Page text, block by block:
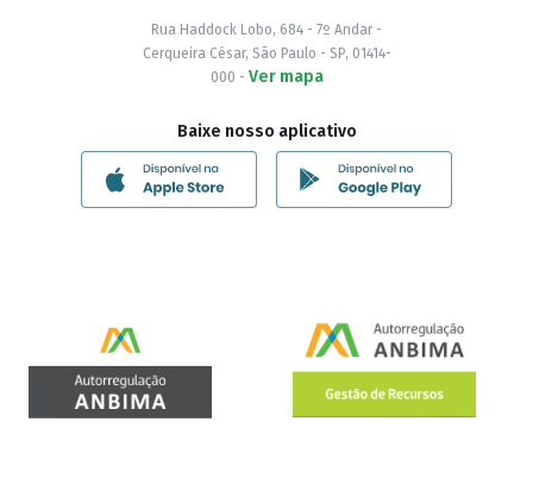
Rua Haddock Lobo, 684 - 7º Andar -
Cerqueira César, São Paulo - SP, 01414-
000 - Ver mapa
Baixe nosso aplicativo